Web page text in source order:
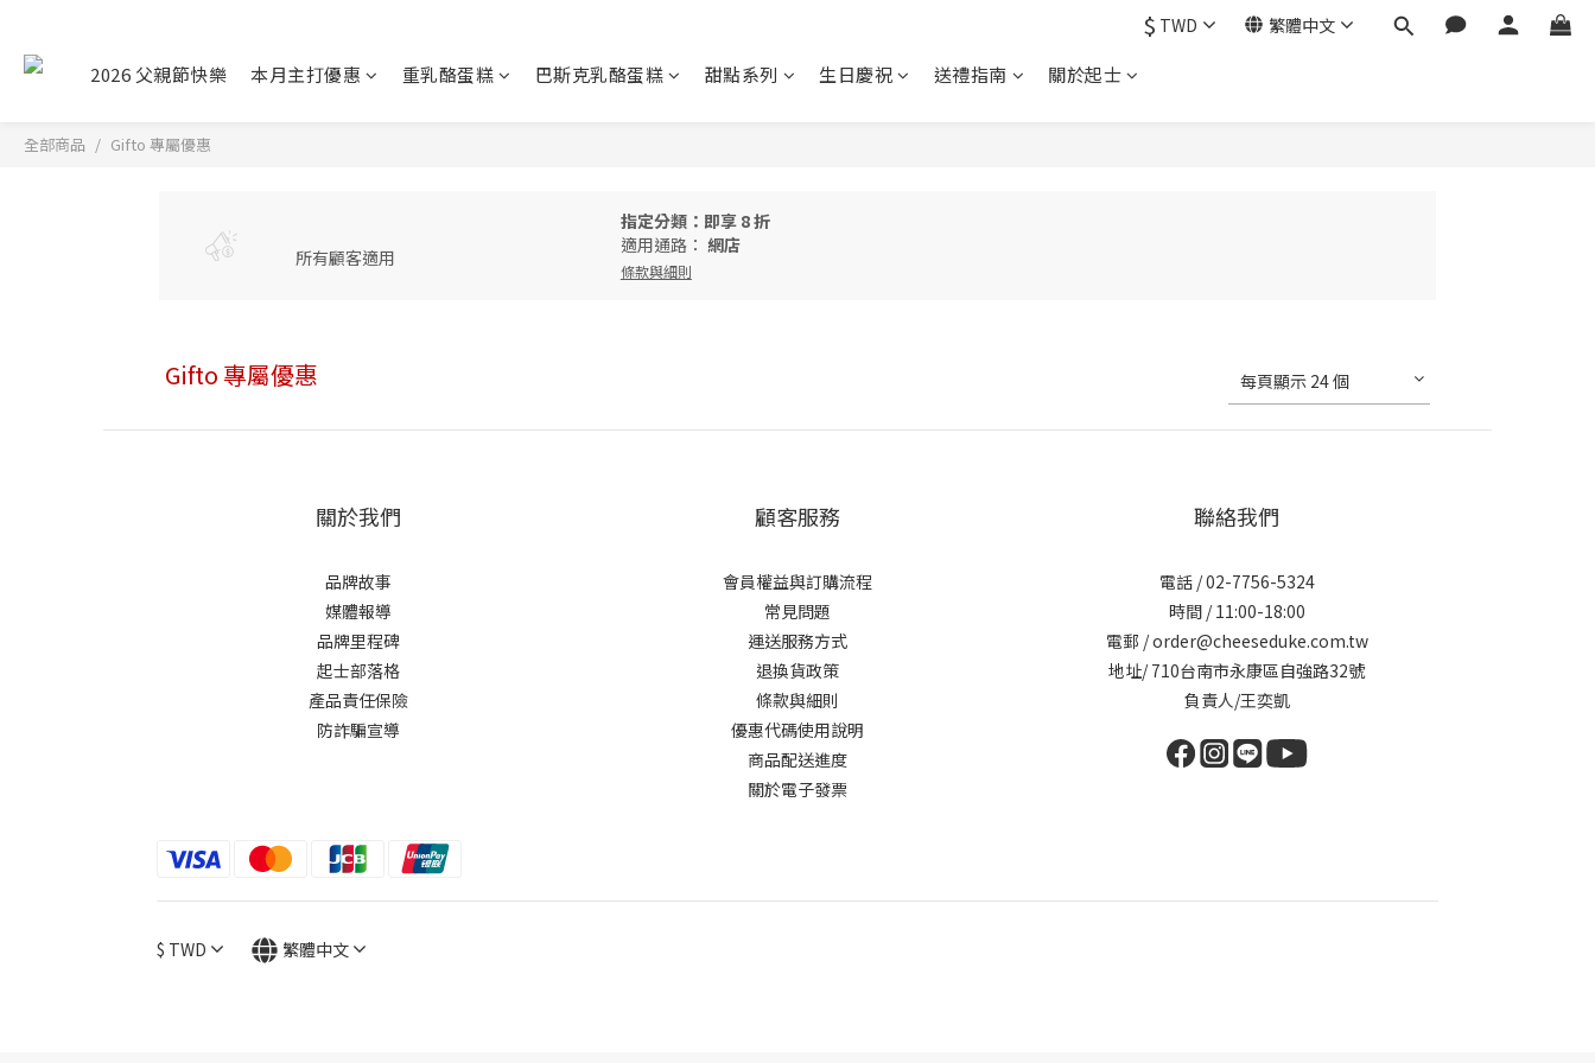
$ TWD 繁體中文
2026 父親節快樂 本月主打優惠 重乳酪蛋糕 巴斯克乳酪蛋糕 甜點系列 生日慶祝 送禮指南 關於起士
全部商品 Gifto 專屬優惠
所有顧客適用
指定分類：即享 8 折
適用通路： 網店
條款與細則
Gifto 專屬優惠 每頁顯示 24 個
關於我們
品牌故事
媒體報導
品牌里程碑
起士部落格
產品責任保險
防詐騙宣導
顧客服務
會員權益與訂購流程
常見問題
運送服務方式
退換貨政策
條款與細則
優惠代碼使用說明
商品配送進度
關於電子發票
聯絡我們
電話 / 02-7756-5324
時間 / 11:00-18:00
電郵 / order@cheeseduke.com.tw
地址/ 710台南市永康區自強路32號
負責人/王奕凱
$ TWD 繁體中文